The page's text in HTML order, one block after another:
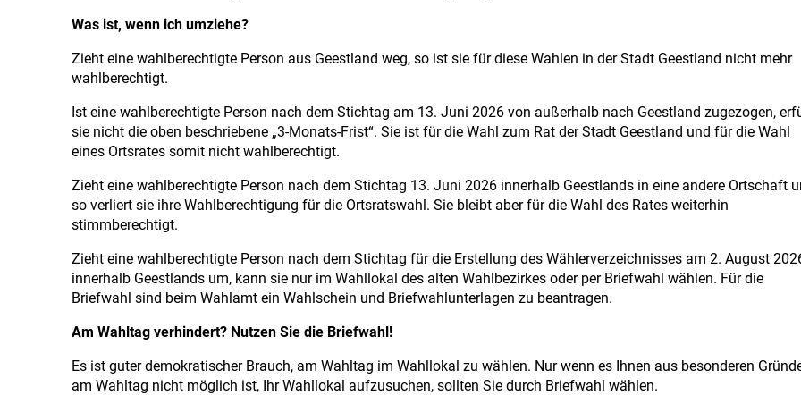
Was ist, wenn ich umziehe?
Zieht eine wahlberechtigte Person aus Geestland weg, so ist sie für diese Wahlen in der Stadt Geestland nicht mehr
wahlberechtigt.
Ist eine wahlberechtigte Person nach dem Stichtag am 13. Juni 2026 von außerhalb nach Geestland zugezogen,
sie nicht die oben beschriebene „3-Monats-Frist“. Sie ist für die Wahl zum Rat der Stadt Geestland und für die Wahl
eines Ortsrates somit nicht wahlberechtigt.
Zieht eine wahlberechtigte Person nach dem Stichtag 13. Juni 2026 innerhalb Geestlands in eine andere Ortschaft
so verliert sie ihre Wahlberechtigung für die Ortsratswahl. Sie bleibt aber für die Wahl des Rates weiterhin
stimmberechtigt.
Zieht eine wahlberechtigte Person nach dem Stichtag für die Erstellung des Wählerverzeichnisses am 2. August
innerhalb Geestlands um, kann sie nur im Wahllokal des alten Wahlbezirkes oder per Briefwahl wählen. Für die
Briefwahl sind beim Wahlamt ein Wahlschein und Briefwahlunterlagen zu beantragen.
Am Wahltag verhindert? Nutzen Sie die Briefwahl!
Es ist guter demokratischer Brauch, am Wahltag im Wahllokal zu wählen. Nur wenn es Ihnen aus besonderen
am Wahltag nicht möglich ist, Ihr Wahllokal aufzusuchen, sollten Sie durch Briefwahl wählen.